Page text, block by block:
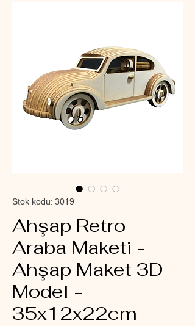
Stok kodu: 3019
Ahşap Retro
Araba Maketi -
Ahşap Maket 3D
Model -
35x12x22cm